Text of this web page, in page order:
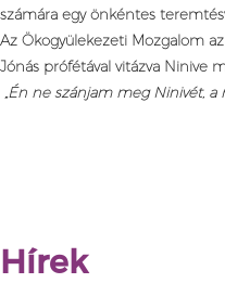
számára egy önkéntes
Az Ökogyülekezeti Mozgalom
Jónás prófétával vitázva Ninive
„Én ne szánjam meg Ninivét,
Hírek